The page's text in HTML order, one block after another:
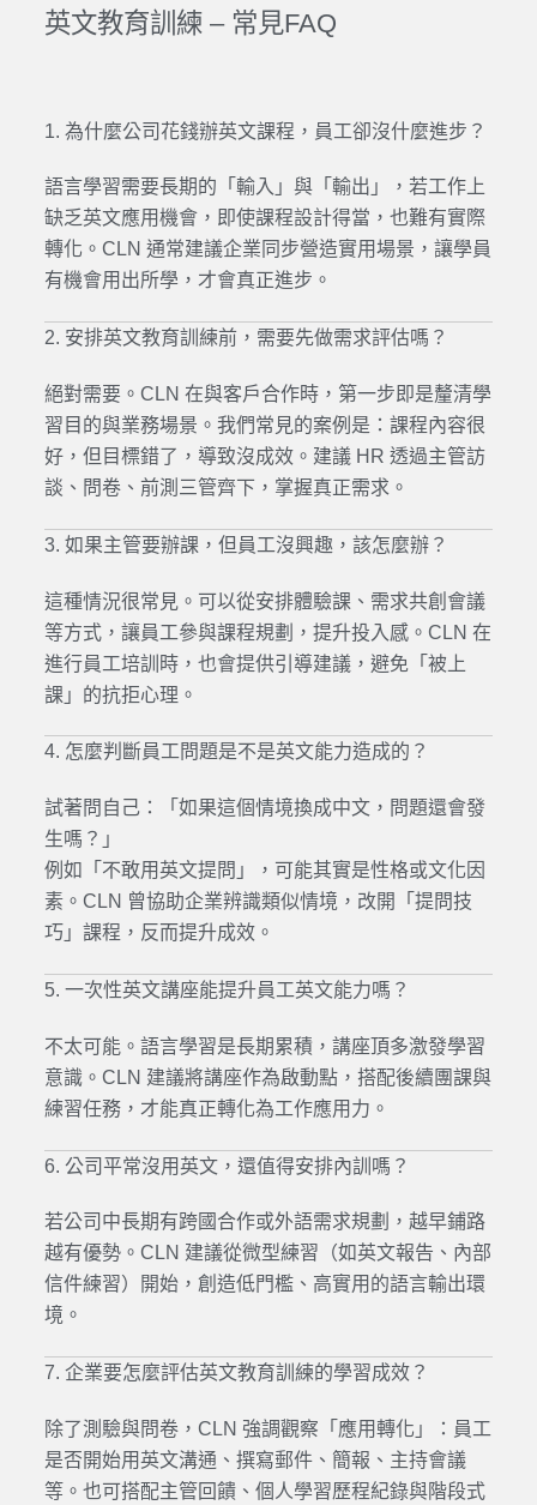
英文教育訓練 – 常見FAQ
1. 為什麼公司花錢辦英文課程，員工卻沒什麼進步？
語言學習需要長期的「輸入」與「輸出」， 若工作上
缺乏英文應用機會，即使課程設計得當，也難有實際
轉化。 CLN 通常建議企業同步營造實用場景，讓學員
有機會用出所學， 才會真正進步。
2. 安排英文教育訓練前，需要先做需求評估嗎？
絕對需要。CLN 在與客戶合作時，第一步即是釐清學
習目的與業務場景。 我們常見的案例是：課程內容很
好，但目標錯了，導致沒成效。建議 HR 透過主管訪
談、問卷、前測三管齊下，掌握真正需求。
3. 如果主管要辦課，但員工沒興趣，該怎麼辦？
這種情況很常見。可以從安排體驗課、需求共創會議
等方式， 讓員工參與課程規劃，提升投入感。CLN 在
進行員工培訓時，也會提供引導建議，避免「被上
課」 的抗拒心理。
4. 怎麼判斷員工問題是不是英文能力造成的？
試著問自己：「如果這個情境換成中文，問題還會發
生嗎？」
例如「不敢用英文提問」，可能其實是性格或文化因
素。CLN 曾協助企業辨識類似情境，改開「提問技
巧」課程，反而提升成效。
5. 一次性英文講座能提升員工英文能力嗎？
不太可能。語言學習是長期累積，講座頂多激發學習
意識。CLN 建議將講座作為啟動點，搭配後續團課與
練習任務， 才能真正轉化為工作應用力。
6. 公司平常沒用英文，還值得安排內訓嗎？
若公司中長期有跨國合作或外語需求規劃，越早鋪路
越有優勢。 CLN 建議從微型練習（如英文報告、內部
信件練習）開始，創造低門檻、 高實用的語言輸出環
境。
7. 企業要怎麼評估英文教育訓練的學習成效？
除了測驗與問卷，CLN 強調觀察「應用轉化」：員工
是否開始用英文溝通、撰寫郵件、 簡報、主持會議
等。也可搭配主管回饋、 個人學習歷程紀錄與階段式